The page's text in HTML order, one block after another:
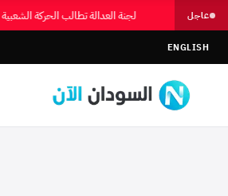
عاجل لجنة العدالة تطالب الحركة
ENGLISH